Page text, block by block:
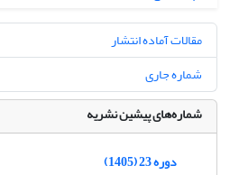
مقالات آماده انتشار
شماره جاری
شماره‌های پیشین نشریه
دوره 23 (1405)